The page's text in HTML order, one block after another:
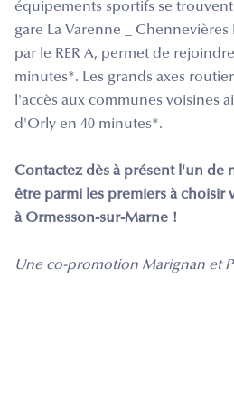
équipements sportifs se
gare La Varenne _ Chennevières
par le RER A, permet de
minutes*. Les grands axes
l'accès aux communes voisines
d'Orly en 40 minutes*.
Contactez dès à présent l'un de
être parmi les premiers à choisir
à Ormesson-sur-Marne !
Une co-promotion Marignan et